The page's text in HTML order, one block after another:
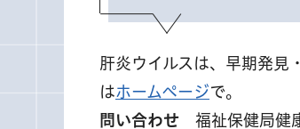
肝炎ウイルスは、早期発見
はホームページで。
問い合わせ 福祉保健局